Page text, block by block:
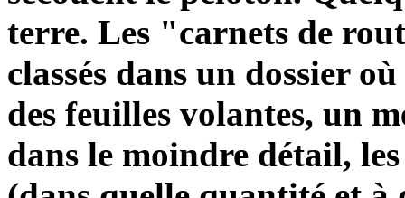
terre. Les "carnets de
classés dans un dossier
des feuilles volantes, un
dans le moindre détail,